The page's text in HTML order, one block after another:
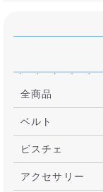
全商品
ベルト
ビスチェ
アクセサリー